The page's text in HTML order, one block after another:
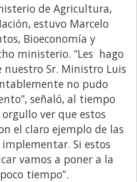
de Agricultura,
estuvo Marcelo
Bioeconomía y
ministerio. “Les hago
Sr. Ministro Luis
no pudo
señaló, al tiempo
ver que estos
el claro ejemplo de las
Si estos
vamos a poner a la
tiempo”.